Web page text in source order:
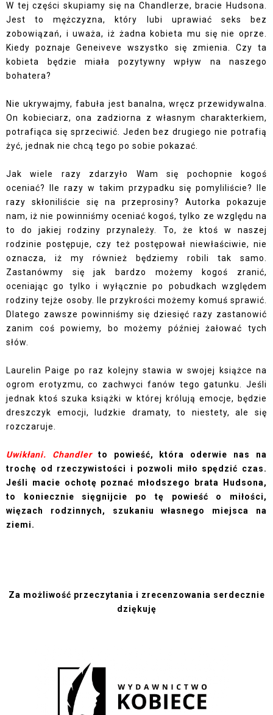
W tej części skupiamy się na Chandlerze, bracie Hudsona.
Jest to mężczyzna, który lubi uprawiać seks bez
zobowiązań, i uważa, iż żadna kobieta mu się nie oprze.
Kiedy poznaje Geneiveve wszystko się zmienia. Czy ta
kobieta będzie miała pozytywny wpływ na naszego
bohatera?
Nie ukrywajmy, fabuła jest banalna, wręcz przewidywalna.
On kobieciarz, ona zadziorna z własnym charakterkiem,
potrafiąca się sprzeciwić. Jeden bez drugiego nie potrafią
żyć, jednak nie chcą tego po sobie pokazać.
Jak wiele razy zdarzyło Wam się pochopnie kogoś
oceniać? Ile razy w takim przypadku się pomyliliście? Ile
razy skłoniliście się na przeprosiny? Autorka pokazuje
nam, iż nie powinniśmy oceniać kogoś, tylko ze względu na
to do jakiej rodziny przynależy. To, że ktoś w naszej
rodzinie postępuje, czy też postępował niewłaściwie, nie
oznacza, iż my również będziemy robili tak samo.
Zastanówmy się jak bardzo możemy kogoś zranić,
oceniając go tylko i wyłącznie po pobudkach względem
rodziny tejże osoby. Ile przykrości możemy komuś sprawić.
Dlatego zawsze powinniśmy się dziesięć razy zastanowić
zanim coś powiemy, bo możemy później żałować tych
słów.
Laurelin Paige po raz kolejny stawia w swojej książce na
ogrom erotyzmu, co zachwyci fanów tego gatunku. Jeśli
jednak ktoś szuka książki w której królują emocje, będzie
dreszczyk emocji, ludzkie dramaty, to niestety, ale się
rozczaruje.
Uwikłani. Chandlerto powieść, która oderwie nas na
trochę od rzeczywistości i pozwoli miło spędzić czas.
Jeśli macie ochotę poznać młodszego brata Hudsona,
to koniecznie sięgnijcie po tę powieść o miłości,
więzach rodzinnych, szukaniu własnego miejsca na
ziemi.
Za możliwość przeczytania i zrecenzowania serdecznie
dziękuję